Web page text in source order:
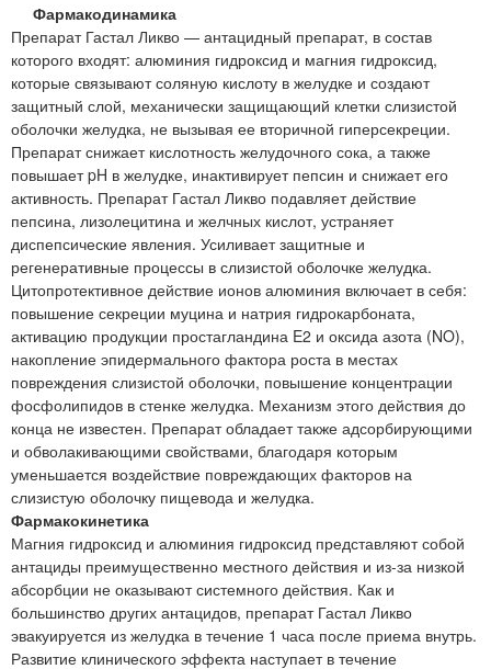
Фармакодинамика
Препарат Гастал Ликво — антацидный препарат, в состав
которого входят: алюминия гидроксид и магния гидроксид,
которые связывают соляную кислоту в желудке и создают
защитный слой, механически защищающий клетки слизистой
оболочки желудка, не вызывая ее вторичной гиперсекреции.
Препарат снижает кислотность желудочного сока, а также
повышает pH в желудке, инактивирует пепсин и снижает его
активность. Препарат Гастал Ликво подавляет действие
пепсина, лизолецитина и желчных кислот, устраняет
диспепсические явления. Усиливает защитные и
регенеративные процессы в слизистой оболочке желудка.
Цитопротективное действие ионов алюминия включает в себя:
повышение секреции муцина и натрия гидрокарбоната,
активацию продукции простагландина E2 и оксида азота (NO),
накопление эпидермального фактора роста в местах
повреждения слизистой оболочки, повышение концентрации
фосфолипидов в стенке желудка. Механизм этого действия до
конца не известен. Препарат обладает также адсорбирующими
и обволакивающими свойствами, благодаря которым
уменьшается воздействие повреждающих факторов на
слизистую оболочку пищевода и желудка.
Фармакокинетика
Магния гидроксид и алюминия гидроксид представляют собой
антациды преимущественно местного действия и из-за низкой
абсорбции не оказывают системного действия. Как и
большинство других антацидов, препарат Гастал Ликво
эвакуируется из желудка в течение 1 часа после приема внутрь.
Развитие клинического эффекта наступает в течение